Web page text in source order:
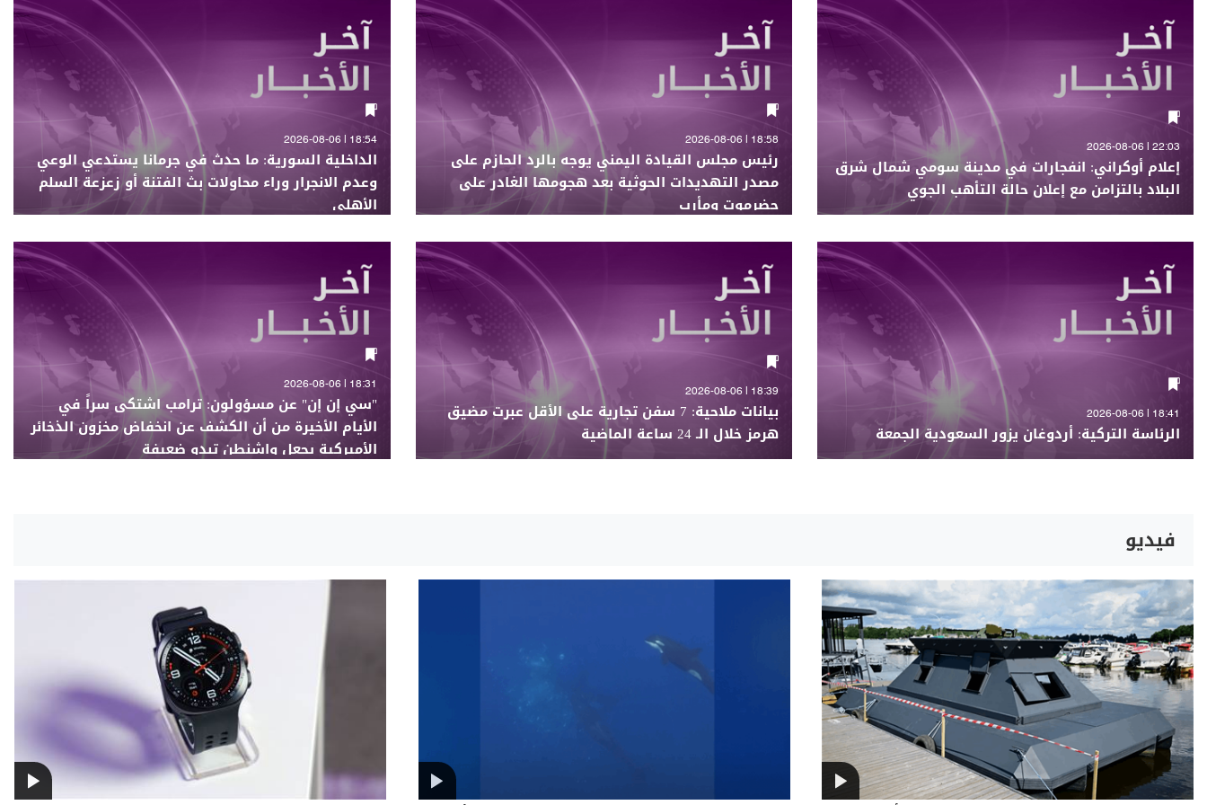
22:03 | 2026-08-06
إعلام أوكراني: انفجارات في مدينة سومي شمال شرق
البلاد بالتزامن مع إعلان حالة التأهب الجوي
18:58 | 2026-08-06
رئيس مجلس القيادة اليمني يوجه بالرد الحازم على
مصدر التهديدات الحوثية بعد هجومها الغادر على
حضرموت ومأرب
18:54 | 2026-08-06
الداخلية السورية: ما حدث في جرمانا يستدعي الوعي
وعدم الانجرار وراء محاولات بث الفتنة أو زعزعة السلم
الأهلي
18:41 | 2026-08-06
الرئاسة التركية: أردوغان يزور السعودية الجمعة
18:39 | 2026-08-06
بيانات ملاحية: 7 سفن تجارية على الأقل عبرت مضيق
هرمز خلال الـ 24 ساعة الماضية
18:31 | 2026-08-06
"سي إن إن" عن مسؤولون: ترامب اشتكى سراً في
الأيام الأخيرة من أن الكشف عن انخفاض مخزون الذخائر
الأميركية يجعل واشنطن تبدو ضعيفة
فيديو